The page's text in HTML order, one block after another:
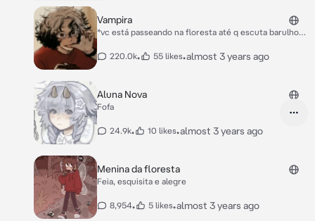
Vampira
*vc está passeando na floresta até q escuta barulhos
220.0k• 55 likes•almost 3 years ago
Aluna Nova
Fofa
24.9k• 10 likes•almost 3 years ago
Menina da floresta
Feia, esquisita e alegre
8,954• 5 likes•almost 3 years ago